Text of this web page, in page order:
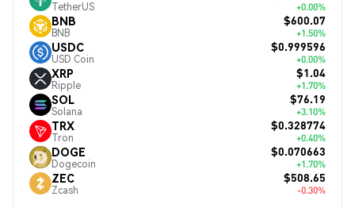
TetherUS +0.00%
BNB
BNB
$600.07
+1.50%
USDC
USD Coin
$0.999596
+0.00%
XRP
Ripple
$1.04
+1.70%
SOL
Solana
$76.19
+3.10%
TRX
Tron
$0.328774
+0.40%
DOGE
Dogecoin
$0.070663
+1.70%
ZEC
Zcash
$508.65
-0.30%